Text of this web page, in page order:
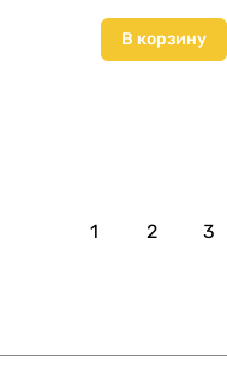
В корзину
1 2 3